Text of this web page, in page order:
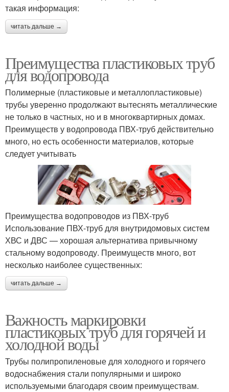
такая информация:
читать дальше →
Преимущества пластиковых труб
для водопровода
Полимерные (пластиковые и металлопластиковые)
трубы уверенно продолжают вытеснять металлические
не только в частных, но и в многоквартирных домах.
Преимуществ у водопровода ПВХ-труб действительно
много, но есть особенности материалов, которые
следует учитывать
Преимущества водопроводов из ПВХ-труб
Использование ПВХ-труб для внутридомовых систем
ХВС и ДВС — хорошая альтернатива привычному
стальному водопроводу. Преимуществ много, вот
несколько наиболее существенных:
читать дальше →
Важность маркировки
пластиковых труб для горячей и
холодной воды
Трубы полипропиленовые для холодного и горячего
водоснабжения стали популярными и широко
используемыми благодаря своим преимуществам.